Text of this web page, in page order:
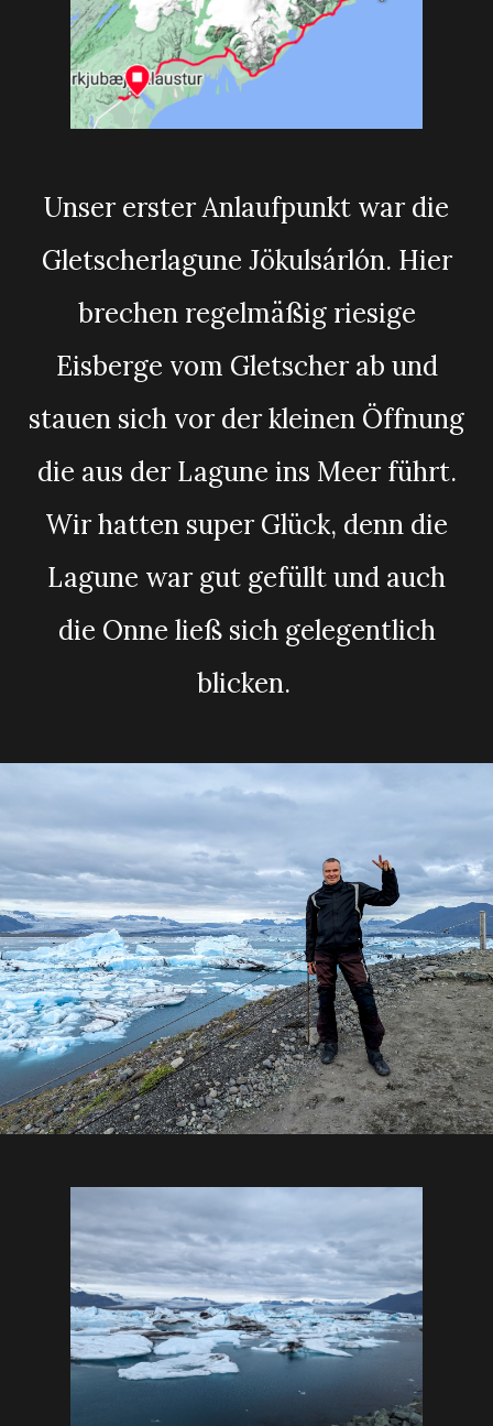
Unser erster Anlaufpunkt war die
Gletscherlagune Jökulsárlón. Hier
brechen regelmäßig riesige
Eisberge vom Gletscher ab und
stauen sich vor der kleinen Öffnung
die aus der Lagune ins Meer führt.
Wir hatten super Glück, denn die
Lagune war gut gefüllt und auch
die Onne ließ sich gelegentlich
blicken.